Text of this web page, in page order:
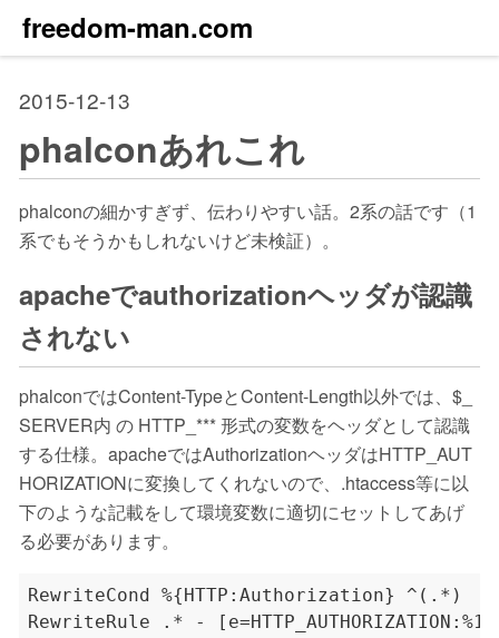
freedom-man.com
2015-12-13
phalconあれこれ
phalconの細かすぎず、伝わりやすい話。2系の話です（1
系でもそうかもしれないけど未検証）。
apacheでauthorizationヘッダが認識
されない
phalconではContent-TypeとContent-Length以外では、$_
SERVER内 の HTTP_*** 形式の変数をヘッダとして認識
する仕様。apacheではAuthorizationヘッダはHTTP_AUT
HORIZATIONに変換してくれないので、.htaccess等に以
下のような記載をして環境変数に適切にセットしてあげ
る必要があります。